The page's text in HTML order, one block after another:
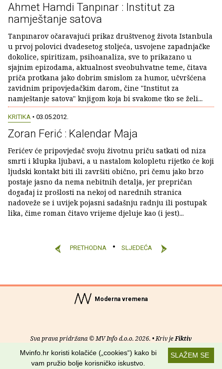
Ahmet Hamdi Tanpınar : Institut za
namještanje satova
Tanpınarov očaravajući prikaz društvenog života Istanbula
u prvoj polovici dvadesetog stoljeća, usvojene zapadnjačke
dokolice, spiritizam, psihoanaliza, sve to prikazano u
sjajnim epizodama, aktualnost sveobuhvatne teme, čitava
priča protkana jako dobrim smislom za humor, učvršćena
zavidnim pripovjedačkim darom, čine "Institut za
namještanje satova" knjigom koja bi svakome tko se želi...
KRITIKA • 03.05.2012.
Zoran Ferić : Kalendar Maja
Ferićev će pripovjedač svoju životnu priču satkati od niza
smrti i klupka ljubavi, a u nastalom kolopletu rijetko će koji
ljudski kontakt biti ili završiti obično, pri čemu jako brzo
postaje jasno da nema nebitnih detalja, jer prepričan
događaj iz prošlosti na nekoj od narednih stranica
nadoveže se i uvijek pojasni sadašnju radnju ili postupak
lika, čime roman čitavo vrijeme djeluje kao (i jest)...
PRETHODNA SLJEDEĆA
Moderna vremena
Sva prava pridržana © MV Info d.o.o. 2026. • Kriv jeFiktiv
Uvjeti korištenja RSS kanaliSLAŽEM SE
Mvinfo.hr koristi kolačiće („cookies“) kako bi
vam pružio bolje korisničko iskustvo.